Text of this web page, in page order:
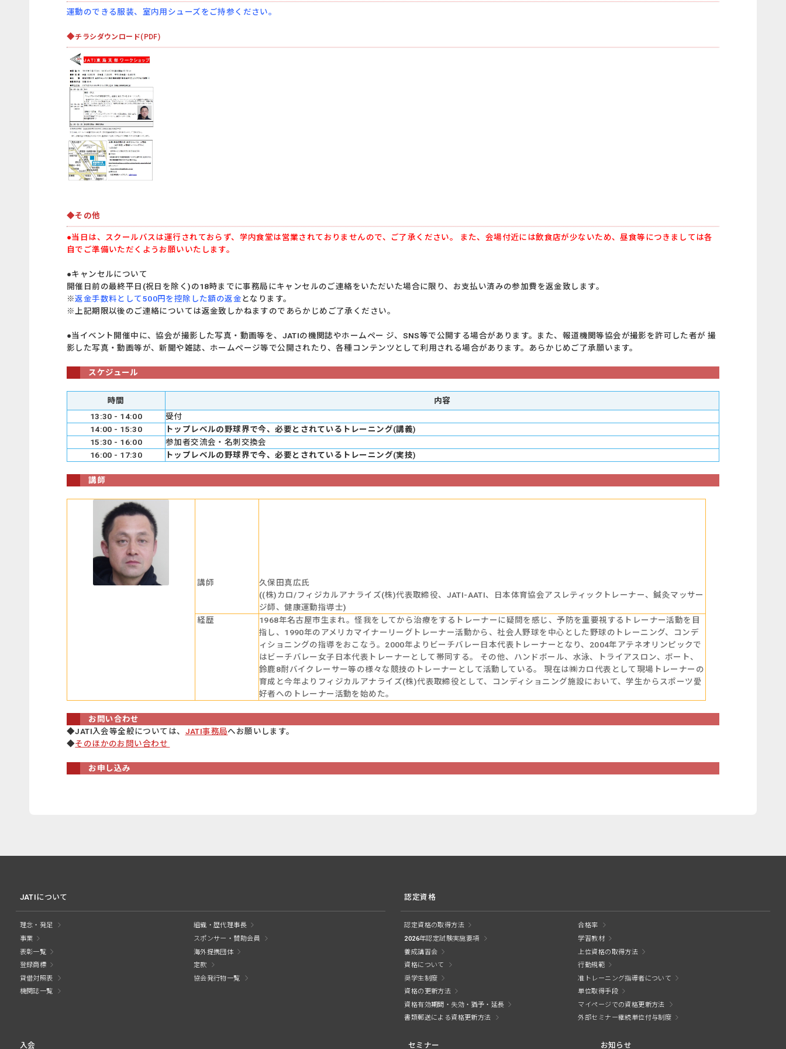
運動のできる服装、室内用シューズをご持参ください。
◆チラシダウンロード(PDF)
◆その他
●当日は、スクールバスは運行されておらず、学内食堂は営業されておりませんので、ご了承ください。 また、会場付近には飲食店が少ないため、昼食等につきましては各
自でご準備いただくようお願いいたします。
●キャンセルについて
開催日前の最終平日(祝日を除く)の18時までに事務局にキャンセルのご連絡をいただいた場合に限り、お支払い済みの参加費を返金致します。
※返金手数料として500円を控除した額の返金となります。
※上記期限以後のご連絡については返金致しかねますのであらかじめご了承ください。
●当イベント開催中に、協会が撮影した写真・動画等を、JATIの機関誌やホームペー ジ、SNS等で公開する場合があります。また、報道機関等協会が撮影を許可した者が 撮
影した写真・動画等が、新聞や雑誌、ホームページ等で公開されたり、各種コンテンツとして利用される場合があります。あらかじめご了承願います。
スケジュール
時間
内容
13:30 - 14:00
受付
14:00 - 15:30
トップレベルの野球界で今、必要とされているトレーニング(講義)
15:30 - 16:00
参加者交流会・名刺交換会
16:00 - 17:30
トップレベルの野球界で今、必要とされているトレーニング(実技)
講師
講師
久保田真広氏
((株)カロ/フィジカルアナライズ(株)代表取締役、JATI-AATI、日本体育協会アスレティックトレーナー、鍼灸マッサー
ジ師、健康運動指導士)
経歴
1968年名古屋市生まれ。怪我をしてから治療をするトレーナーに疑問を感じ、予防を重要視するトレーナー活動を目
指し、1990年のアメリカマイナーリーグトレーナー活動から、社会人野球を中心とした野球のトレーニング、コンデ
ィショニングの指導をおこなう。2000年よりビーチバレー日本代表トレーナーとなり、2004年アテネオリンピックで
はビーチバレー女子日本代表トレーナーとして帯同する。 その他、ハンドボール、水泳、トライアスロン、ボート、
鈴鹿8耐バイクレーサー等の様々な競技のトレーナーとして活動している。 現在は㈱カロ代表として現場トレーナーの
育成と今年よりフィジカルアナライズ(株)代表取締役として、コンディショニング施設において、学生からスポーツ愛
好者へのトレーナー活動を始めた。
お問い合わせ
◆JATI入会等全般については、 JATI事務局へお願いします。
◆そのほかのお問い合わせ
お申し込み
JATIについて
理念・発足
組織・歴代理事長
事業
スポンサー・賛助会員
表彰一覧
海外提携団体
登録商標
定款
貸借対照表
協会発行物一覧
機関誌一覧
認定資格
認定資格の取得方法
合格率
2026年認定試験実施要項
学習教材
養成講習会
上位資格の取得方法
資格について
行動規範
奨学生制度
准トレーニング指導者について
資格の更新方法
単位取得手段
資格有効期間・失効・猶予・延長
マイページでの資格更新方法
書類郵送による資格更新方法
外部セミナー継続単位付与制度
入会 セミナー お知らせ